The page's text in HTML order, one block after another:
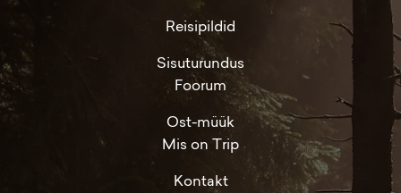
Reisipildid
Sisuturundus
Foorum
Ost-müük
Mis on Trip
Kontakt